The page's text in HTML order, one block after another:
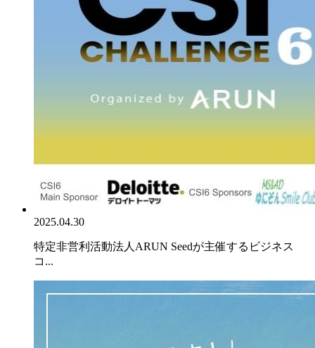
2025.04.30
特定非営利活動法人ARUN Seedが主催するビジネス
コ...